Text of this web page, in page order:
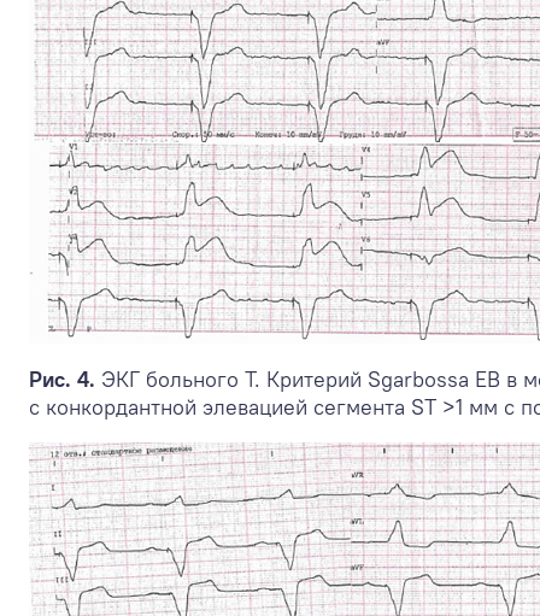
Рис. 4. ЭКГ больного Т. Критерий Sgarbossa EB в
с конкордантной элевацией сегмента ST >1 мм